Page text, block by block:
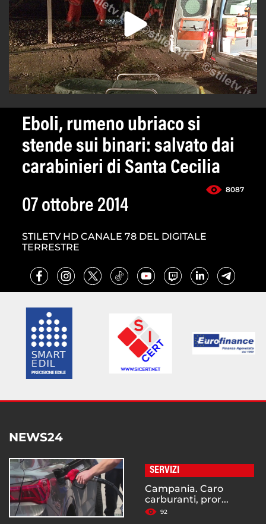
Eboli, rumeno ubriaco si
stende sui binari: salvato dai
carabinieri di Santa Cecilia
8087
07 ottobre 2014
STILETV HD CANALE 78 DEL DIGITALE
TERRESTRE
NEWS24
SERVIZI
Campania. Caro
carburanti, pror...
92